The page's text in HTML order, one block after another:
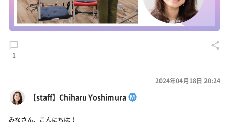
1
【staff】Chiharu Yoshimura
2024年04月18日 20:24
みなさん、こんにちは！